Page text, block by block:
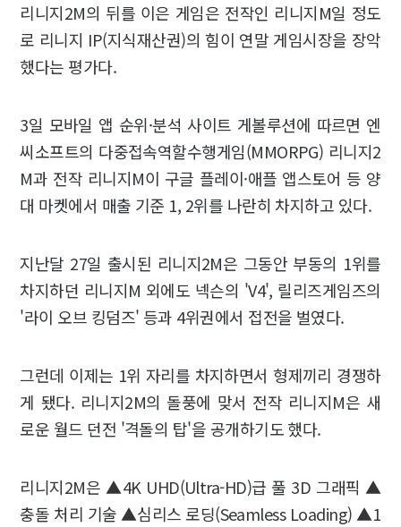
리니지2M의 뒤를 이은 게임은 전작인 리니지M일 정도
로 리니지 IP(지식재산권)의 힘이 연말 게임시장을 장악
했다는 평가다.
3일 모바일 앱 순위·분석 사이트 게볼루션에 따르면 엔
씨소프트의 다중접속역할수행게임(MMORPG) 리니지2
M과 전작 리니지M이 구글 플레이·애플 앱스토어 등 양
대 마켓에서 매출 기준 1, 2위를 나란히 차지하고 있다.
지난달 27일 출시된 리니지2M은 그동안 부동의 1위를
차지하던 리니지M 외에도 넥슨의 'V4', 릴리즈게임즈의
'라이 오브 킹덤즈' 등과 4위권에서 접전을 벌였다.
그런데 이제는 1위 자리를 차지하면서 형제끼리 경쟁하
게 됐다. 리니지2M의 돌풍에 맞서 전작 리니지M은 새
로운 월드 던전 '격돌의 탑'을 공개하기도 했다.
리니지2M은 ▲4K UHD(Ultra-HD)급 풀 3D 그래픽 ▲
충돌 처리 기술 ▲심리스 로딩(Seamless Loading) ▲1